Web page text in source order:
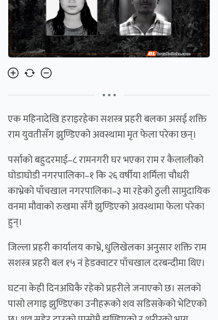
• • •
एक महिनादेखि हराइरहेका सशस्त्र प्रहरी बलका असई शक्ति
राम युवतीसँग झुण्डिएको अवस्थामा मृत फेला परेका छन्।
पर्साको बहुदरमाई–८ रामनगरी घर भएका राम र कैलालीको
घोडाघोडी नगरपालिका–१ कि २६ वर्षीया शर्मिला चौधरी
काभ्रेको पाँचखाल नगरपालिका–३ मा रहेको ठुली सामुदायिक
वनमा मौवाको रुखमा सँगै झुण्डिएको अवस्थामा फेला परेका
हुन्।
जिल्ला प्रहरी कार्यालय काभ्रे, धुलिखेलका अनुसार शक्ति राम
सशस्त्र प्रहरी बल १५ नं हेडक्वाटर पाँचखाल दरबन्दीमा थिए।
घटना केही दिनअघिकै रहेको प्रहरीले जनाएको छ। सलको
पासो लगाइ झुण्डिएका उनीहरूको शव सडिसकेको भेटिएको